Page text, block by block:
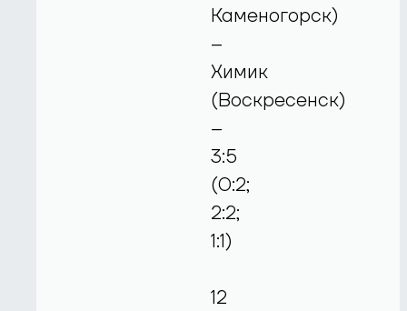
Каменогорск)
–
Химик
(Воскресенск)
–
3:5
(0:2;
2:2;
1:1)
12